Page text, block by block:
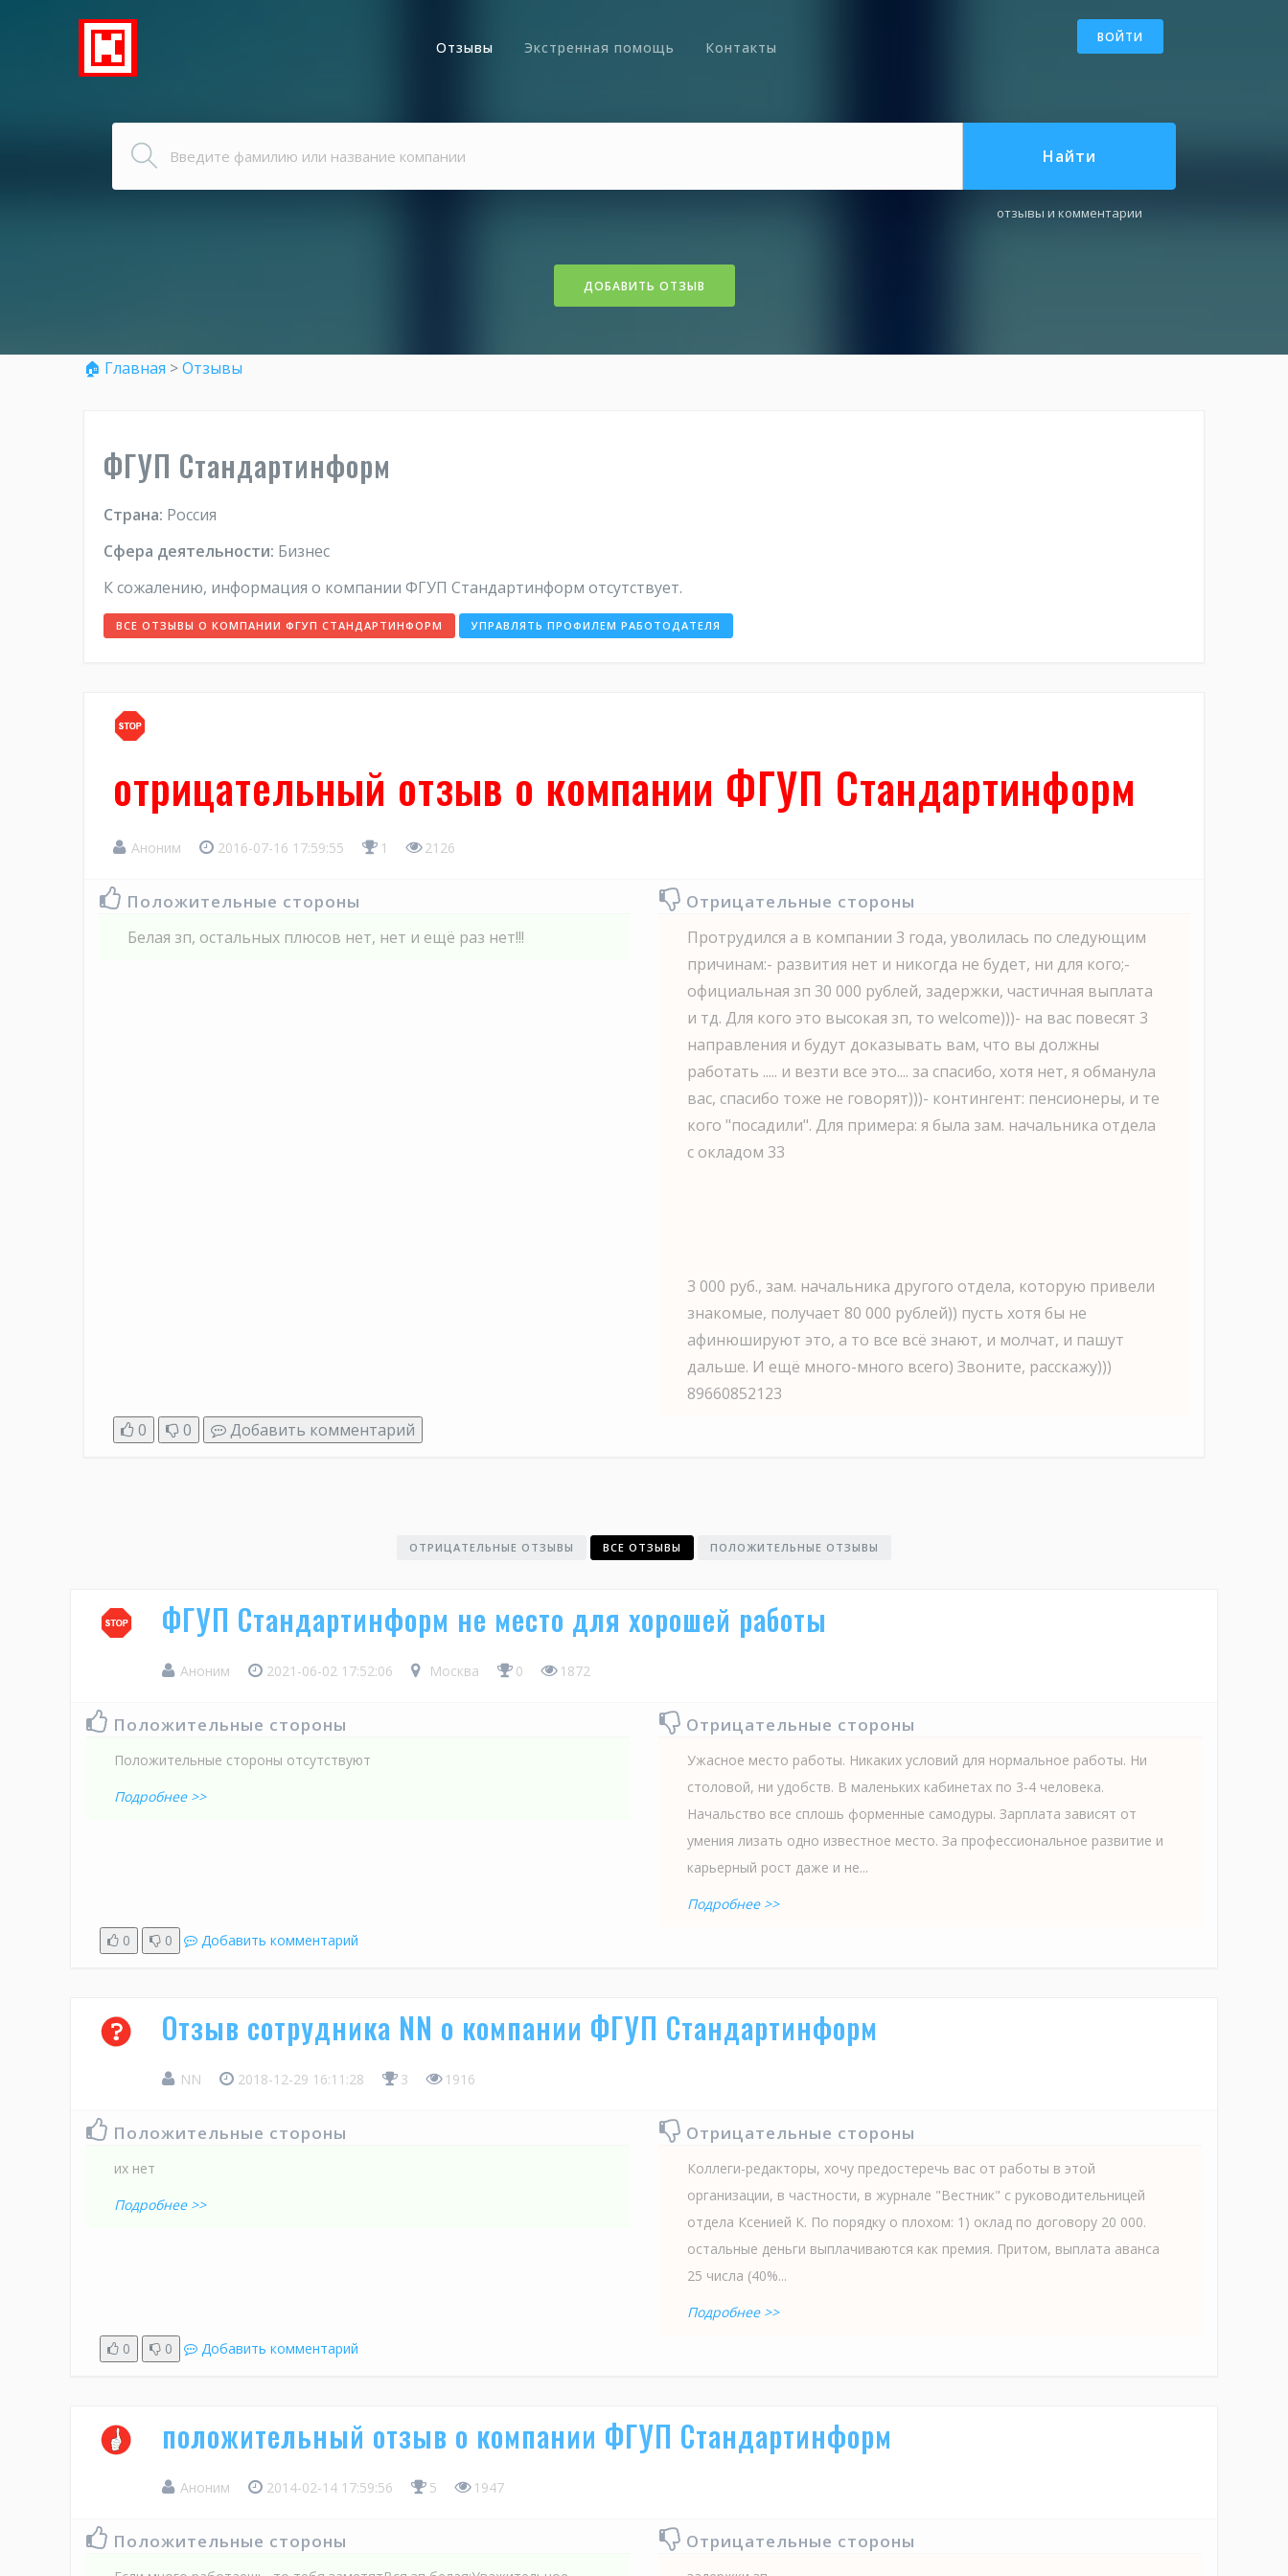
ВОЙТИ
Отзывы Экстренная помощь Контакты
Найти
отзывы и комментарии
ДОБАВИТЬ ОТЗЫВ
🏠 Главная >Отзывы
ФГУП Стандартинформ
Страна: Россия
Сфера деятельности: Бизнес
К сожалению, информация о компании ФГУП Стандартинформ отсутствует.
ВСЕ ОТЗЫВЫ О КОМПАНИИ ФГУП СТАНДАРТИНФОРМ УПРАВЛЯТЬ ПРОФИЛЕМ РАБОТОДАТЕЛЯ
отрицательный отзыв о компании ФГУП Стандартинформ
Аноним 2016-07-16 17:59:55 1 2126
Положительные стороны
Белая зп, остальных плюсов нет, нет и ещё раз нет!!!
Отрицательные стороны
Протрудился а в компании 3 года, уволилась по следующим
причинам:- развития нет и никогда не будет, ни для кого;-
официальная зп 30 000 рублей, задержки, частичная выплата
и тд. Для кого это высокая зп, то welсome)))- на вас повесят 3
направления и будут доказывать вам, что вы должны
работать ..... и везти все это.... за спасибо, хотя нет, я обманула
вас, спасибо тоже не говорят)))- контингент: пенсионеры, и те
кого "посадили". Для примера: я была зам. начальника отдела
с окладом 33
3 000 руб., зам. начальника другого отдела, которую привели
знакомые, получает 80 000 рублей)) пусть хотя бы не
афинюшируют это, а то все всё знают, и молчат, и пашут
дальше. И ещё много-много всего) Звоните, расскажу)))
89660852123
0
0 Добавить комментарий
ОТРИЦАТЕЛЬНЫЕ ОТЗЫВЫ ВСЕ ОТЗЫВЫ ПОЛОЖИТЕЛЬНЫЕ ОТЗЫВЫ
ФГУП Стандартинформ не место для хорошей работы
Аноним 2021-06-02 17:52:06 Москва 0 1872
Положительные стороны
Положительные стороны отсутствуют
Подробнее >>
Отрицательные стороны
Ужасное место работы. Никаких условий для нормальное работы. Ни
столовой, ни удобств. В маленьких кабинетах по 3-4 человека.
Начальство все сплошь форменные самодуры. Зарплата зависят от
умения лизать одно известное место. За профессиональное развитие и
карьерный рост даже и не...
Подробнее >>
0
0 Добавить комментарий
Отзыв сотрудника NN о компании ФГУП Стандартинформ
NN 2018-12-29 16:11:28 3 1916
Положительные стороны
их нет
Подробнее >>
Отрицательные стороны
Коллеги-редакторы, хочу предостеречь вас от работы в этой
организации, в частности, в журнале "Вестник" с руководительницей
отдела Ксенией К. По порядку о плохом: 1) оклад по договору 20 000.
остальные деньги выплачиваются как премия. Притом, выплата аванса
25 числа (40%...
Подробнее >>
0
0 Добавить комментарий
положительный отзыв о компании ФГУП Стандартинформ
Аноним 2014-02-14 17:59:56 5 1947
Положительные стороны Отрицательные стороны